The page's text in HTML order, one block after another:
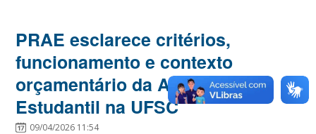
PRAE esclarece critérios,
funcionamento e contexto
orçamentário da Assistência
Estudantil na UFSC
09/04/2026 11:54